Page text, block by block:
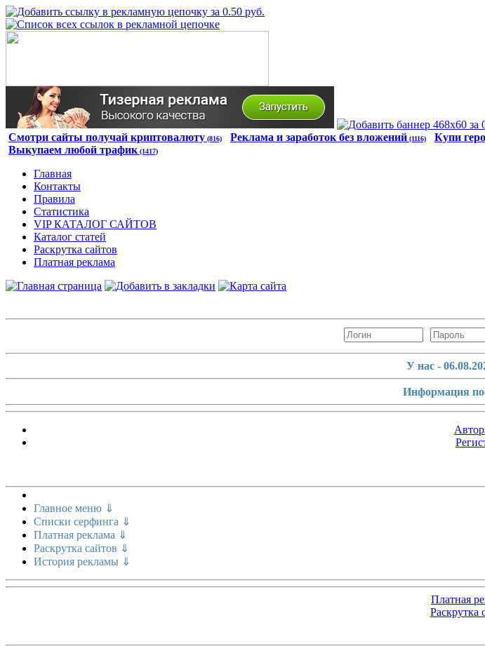
Смотри сайты получай криптовалюту (816) Реклама и заработок без вложений (1116) Купи
Выкупаем любой трафик (1417)
Главная
Контакты
Правила
Статистика
VIP КАТАЛОГ САЙТОВ
Каталог статей
Раскрутка сайтов
Платная реклама
У нас -
Информация
Главное меню ⇓
Списки серфинга ⇓
Платная реклама ⇓
Раскрутка сайтов ⇓
История рекламы ⇓
Платная
Раскрутка